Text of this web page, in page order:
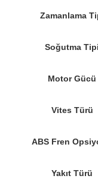
Zamanlama
Soğutma Tipi
Motor Gücü
Vites Türü
ABS Fren
Yakıt Türü